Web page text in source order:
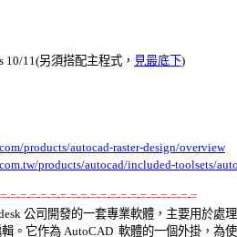
10/11(另須搭配主程式， 見最底下)
products/autocad-raster-design/overview
products/autocad/included-toolsets/
=-=-=-=-=-=-=-=-=-=-=-=-=-=-=-=-=-=-=
公司開發的一套專業軟體，主要用於處
。它作為 AutoCAD  軟體的一個外掛，為